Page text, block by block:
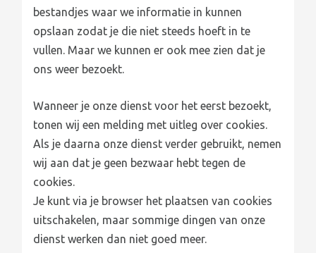
bestandjes waar we informatie in kunnen
opslaan zodat je die niet steeds hoeft in te
vullen. Maar we kunnen er ook mee zien dat je
ons weer bezoekt.
Wanneer je onze dienst voor het eerst bezoekt,
tonen wij een melding met uitleg over cookies.
Als je daarna onze dienst verder gebruikt, nemen
wij aan dat je geen bezwaar hebt tegen de
cookies.
Je kunt via je browser het plaatsen van cookies
uitschakelen, maar sommige dingen van onze
dienst werken dan niet goed meer.